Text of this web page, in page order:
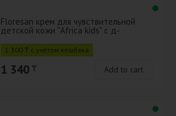
Floresan крем для чувствительной
детской кожи "Africa kids" с д-
мл1 300 ₸ с учётом кешбэка
1 340 ₸ Add to cart